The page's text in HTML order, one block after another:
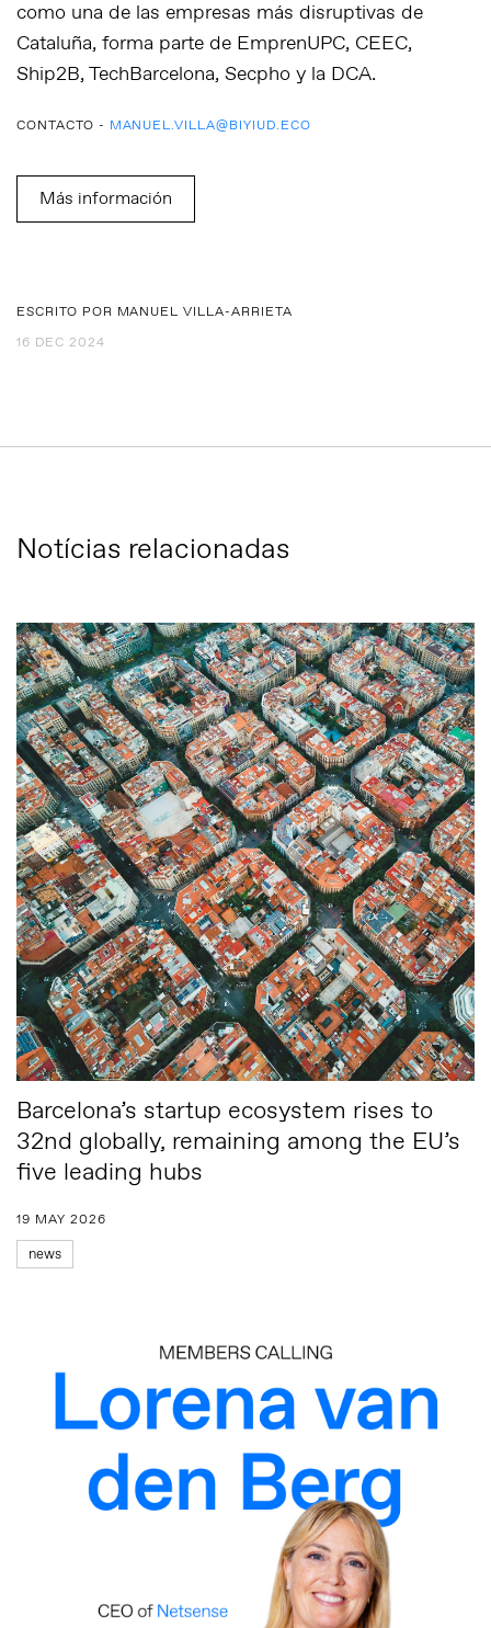
como una de las empresas más disruptivas de
Cataluña, forma parte de EmprenUPC, CEEC,
Ship2B, TechBarcelona, Secpho y la DCA.
CONTACTO - MANUEL.VILLA@BIYIUD.ECO
Más información
ESCRITO POR MANUEL VILLA-ARRIETA
16 DEC 2024
Notícias relacionadas
Barcelona’s startup ecosystem rises to
32nd globally, remaining among the EU’s
five leading hubs
19 MAY 2026
news